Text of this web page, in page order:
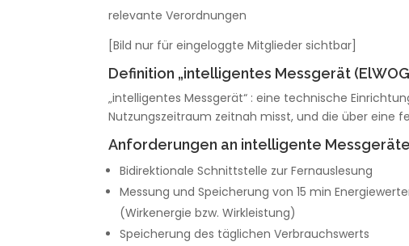
relevante Verordnungen
[Bild nur für eingeloggte Mitglieder sichtbar]
Definition „intelligentes Messgerät
„intelligentes Messgerät“ : eine technische
Nutzungszeitraum zeitnah misst, und die über eine
Anforderungen an intelligente Messgeräte
Bidirektionale Schnittstelle zur Fernauslesung
Messung und Speicherung von 15 min
(Wirkenergie bzw. Wirkleistung)
Speicherung des täglichen Verbrauchswerts